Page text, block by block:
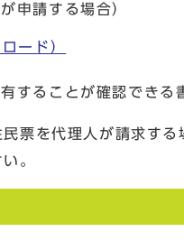
申請する場合）
ード）
することが確認できる
票を代理人が請求す
。